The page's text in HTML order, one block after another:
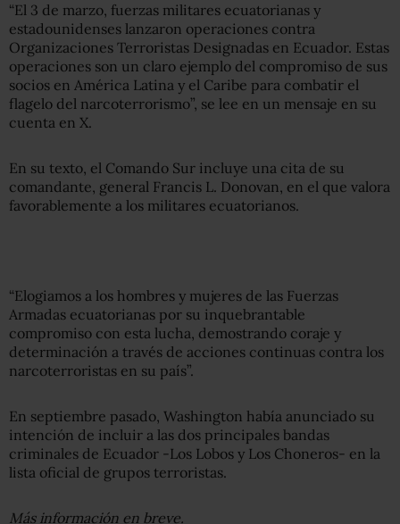
“El 3 de marzo, fuerzas militares ecuatorianas y
estadounidenses lanzaron operaciones contra
Organizaciones Terroristas Designadas en Ecuador. Estas
operaciones son un claro ejemplo del compromiso de sus
socios en América Latina y el Caribe para combatir el
flagelo del narcoterrorismo”, se lee en un mensaje en su
cuenta en X.
En su texto, el Comando Sur incluye una cita de su
comandante, general Francis L. Donovan, en el que valora
favorablemente a los militares ecuatorianos.
“Elogiamos a los hombres y mujeres de las Fuerzas
Armadas ecuatorianas por su inquebrantable
compromiso con esta lucha, demostrando coraje y
determinación a través de acciones continuas contra los
narcoterroristas en su país”.
En septiembre pasado, Washington había anunciado su
intención de incluir a las dos principales bandas
criminales de Ecuador -Los Lobos y Los Choneros- en la
lista oficial de grupos terroristas.
Más información en breve.